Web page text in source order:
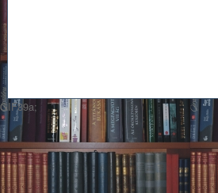
GIF89a;